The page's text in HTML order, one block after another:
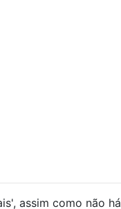
assim como não